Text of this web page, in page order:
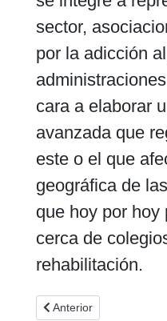
sector,
por la adicción
cara a elaborar
avanzada que
este o el que
geográfica de
que hoy por hoy
cerca de
rehabilitación.
Artículo anterior:
Anterior